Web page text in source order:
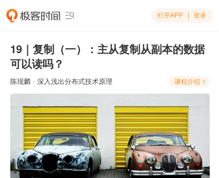
 打开APP 登录
19｜复制（一）：主从复制从副本的数据
可以读吗？
陈现麟 · 深入浅出分布式技术原理 课程介绍 